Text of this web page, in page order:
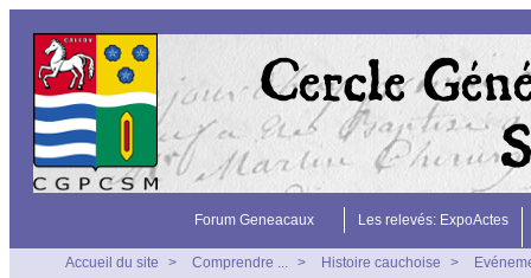
Forum Geneacaux Les relevés: ExpoActes
Accueil du site > Comprendre ... > Histoire cauchoise >